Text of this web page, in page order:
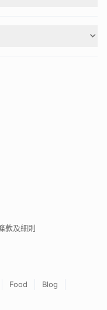
款及細則
Food
Blog